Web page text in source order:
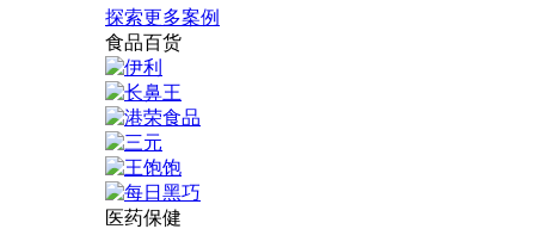
探索更多案例
食品百货
医药保健